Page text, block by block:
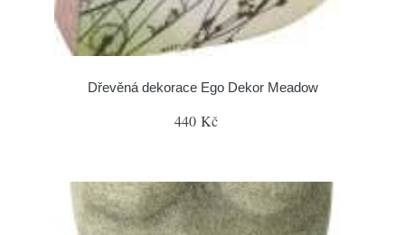
Dřevěná dekorace Ego Dekor Meadow
440 Kč